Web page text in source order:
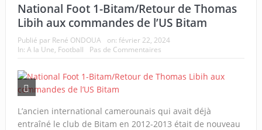
National Foot 1-Bitam/Retour de Thomas
Libih aux commandes de l’US Bitam
Publié par René ONDOUA on: février 22, 2024
In: A la Une, Football Pas de Commentaires
L’ancien international camerounais qui avait déjà
entraîné le club de Bitam en 2012-2013 était de nouveau